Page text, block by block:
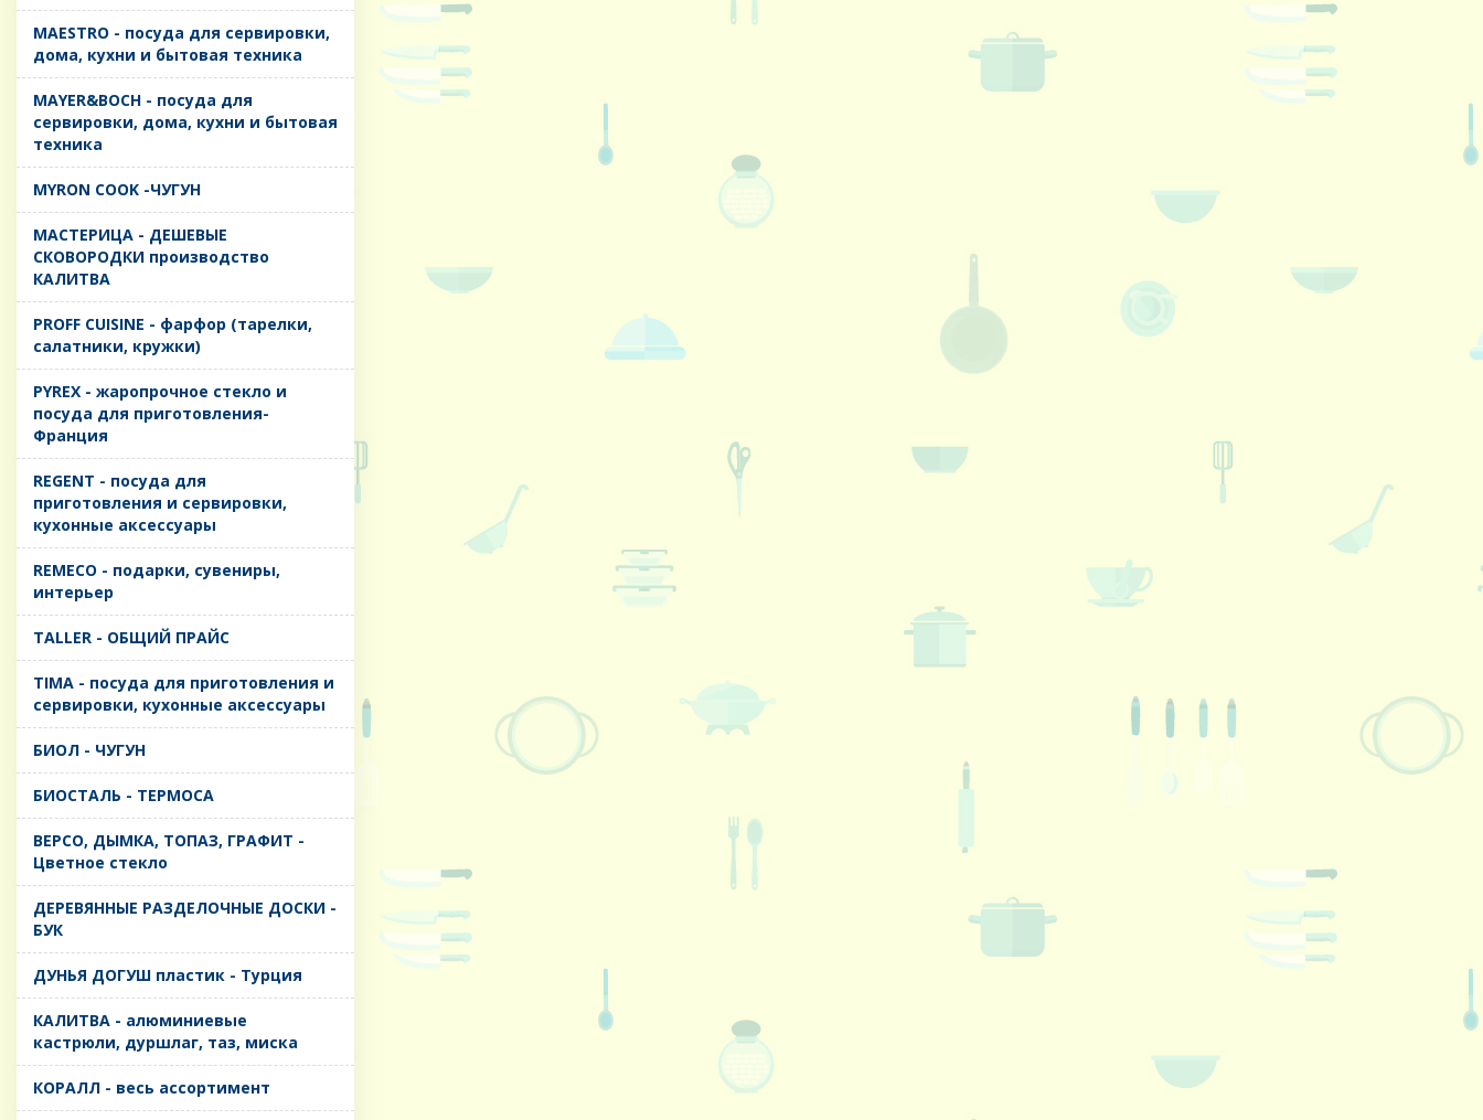
MAESTRO - посуда для сервировки,
дома, кухни и бытовая техника
MAYER&BOCH - посуда для
сервировки, дома, кухни и бытовая
техника
MYRON COOK -ЧУГУН
MАСТЕРИЦА - ДЕШЕВЫЕ
СКОВОРОДКИ производство
КАЛИТВА
PROFF CUISINE - фарфор (тарелки,
салатники, кружки)
PYREX - жаропрочное стекло и
посуда для приготовления-
Франция
REGENT - посуда для
приготовления и сервировки,
кухонные аксессуары
REMECO - подарки, сувениры,
интерьер
TALLER - ОБЩИЙ ПРАЙС
TIMA - посуда для приготовления и
сервировки, кухонные аксессуары
БИОЛ - ЧУГУН
БИОСТАЛЬ - ТЕРМОСА
ВЕРСО, ДЫМКА, ТОПАЗ, ГРАФИТ -
Цветное стекло
ДЕРЕВЯННЫЕ РАЗДЕЛОЧНЫЕ ДОСКИ -
БУК
ДУНЬЯ ДОГУШ пластик - Турция
КАЛИТВА - алюминиевые
кастрюли, дуршлаг, таз, миска
КОРАЛЛ - весь ассортимент